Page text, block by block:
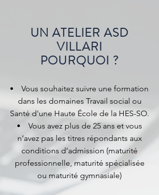
UN ATELIER ASD
VILLARI
POURQUOI ?
Vous souhaitez suivre une formation
dans les domaines Travail social ou
Santé d'une Haute École de la HES-SO.
Vous avez plus de 25 ans et vous
n’avez pas les titres répondants aux
conditions d’admission (maturité
professionnelle, maturité spécialisée
ou maturité gymnasiale)